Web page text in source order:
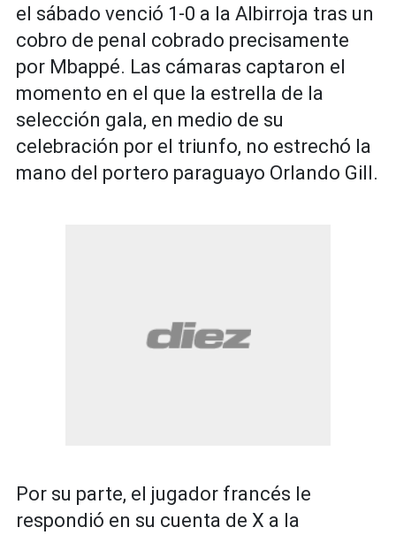
el sábado venció 1-0 a la Albirroja tras un
cobro de penal cobrado precisamente
por Mbappé. Las cámaras captaron el
momento en el que la estrella de la
selección gala, en medio de su
celebración por el triunfo, no estrechó la
mano del portero paraguayo Orlando Gill.
Por su parte, el jugador francés le
respondió en su cuenta de X a la